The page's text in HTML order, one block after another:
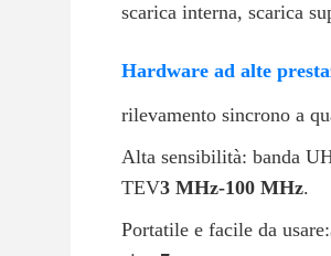
scarica interna, scarica
Hardware ad alte
rilevamento sincrono a
Alta sensibilità: banda
TEV3 MHz-100 MHz.
Portatile e facile da usare: